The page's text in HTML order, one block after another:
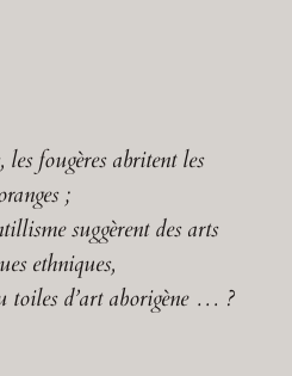
fougères abritent les
;
suggèrent des arts
ethniques,
toiles d’art aborigène … ?